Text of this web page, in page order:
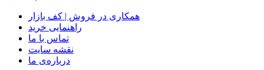
همکاری در فروش | کف بازار
راهنمایی خرید
تماس با ما
نقشه سایت
درباره‌ی ما